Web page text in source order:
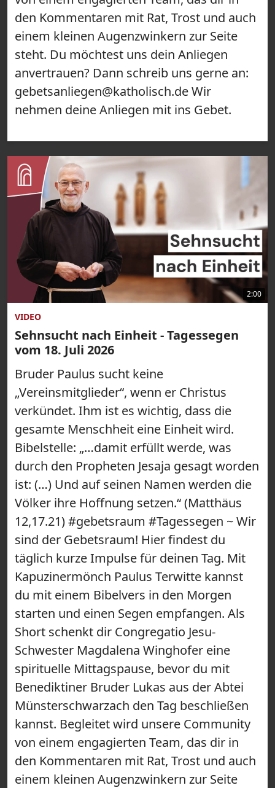
den Kommentaren mit Rat, Trost und auch
einem kleinen Augenzwinkern zur Seite
steht. Du möchtest uns dein Anliegen
anvertrauen? Dann schreib uns gerne an:
gebetsanliegen@katholisch.de Wir
nehmen deine Anliegen mit ins Gebet.
2:00
VIDEO
Sehnsucht nach Einheit - Tagessegen
vom 18. Juli 2026
Bruder Paulus sucht keine
„Vereinsmitglieder“, wenn er Christus
verkündet. Ihm ist es wichtig, dass die
gesamte Menschheit eine Einheit wird.
Bibelstelle: „…damit erfüllt werde, was
durch den Propheten Jesaja gesagt worden
ist: (…) Und auf seinen Namen werden die
Völker ihre Hoffnung setzen.“ (Matthäus
12,17.21) #gebetsraum #Tagessegen ~ Wir
sind der Gebetsraum! Hier findest du
täglich kurze Impulse für deinen Tag. Mit
Kapuzinermönch Paulus Terwitte kannst
du mit einem Bibelvers in den Morgen
starten und einen Segen empfangen. Als
Short schenkt dir Congregatio Jesu-
Schwester Magdalena Winghofer eine
spirituelle Mittagspause, bevor du mit
Benediktiner Bruder Lukas aus der Abtei
Münsterschwarzach den Tag beschließen
kannst. Begleitet wird unsere Community
von einem engagierten Team, das dir in
den Kommentaren mit Rat, Trost und auch
einem kleinen Augenzwinkern zur Seite